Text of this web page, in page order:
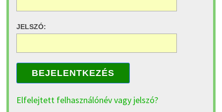
JELSZÓ:
BEJELENTKEZÉS
Elfelejtett felhasználónév vagy jelszó?